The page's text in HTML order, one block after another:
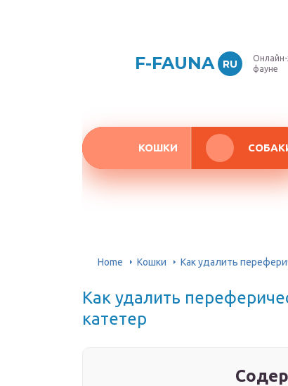
F-FAUNA RU
фауне
КОШКИ
Home Кошки Как удалить
Как удалить
катетер